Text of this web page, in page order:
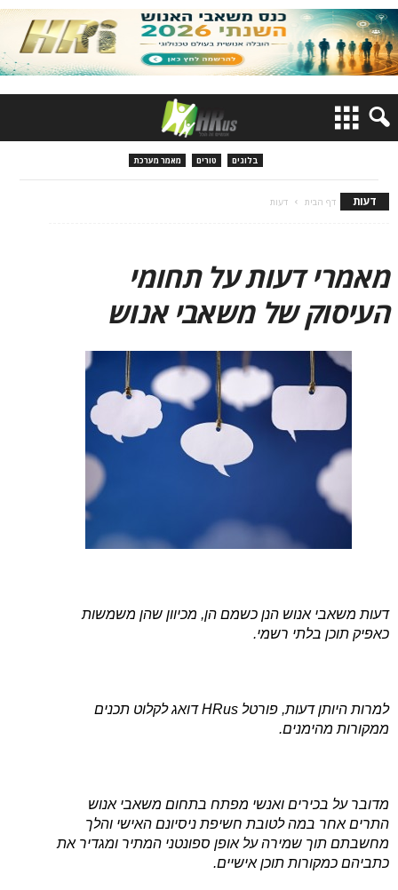
בלוגים טורים מאמר מערכת
דעות דף הבית דעות
מאמרי דעות על תחומי
העיסוק של משאבי אנוש
דעות משאבי אנוש הנן כשמם הן, מכיוון שהן משמשות
כאפיק תוכן בלתי רשמי.
למרות היותן דעות, פורטל HRus דואג לקלוט תכנים
ממקורות מהימנים.
מדובר על בכירים ואנשי מפתח בתחום משאבי אנוש
התרים אחר במה לטובת חשיפת ניסיונם האישי והלך
מחשבתם תוך שמירה על אופן ספונטני המתיר ומגדיר את
כתביהם כמקורות תוכן אישיים.